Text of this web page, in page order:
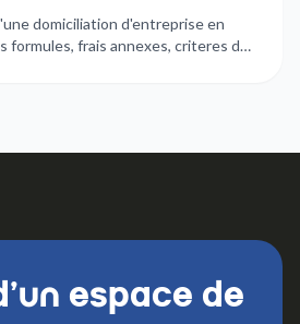
domiciliation d'entreprise en
formules, frais annexes, criteres de
espace de